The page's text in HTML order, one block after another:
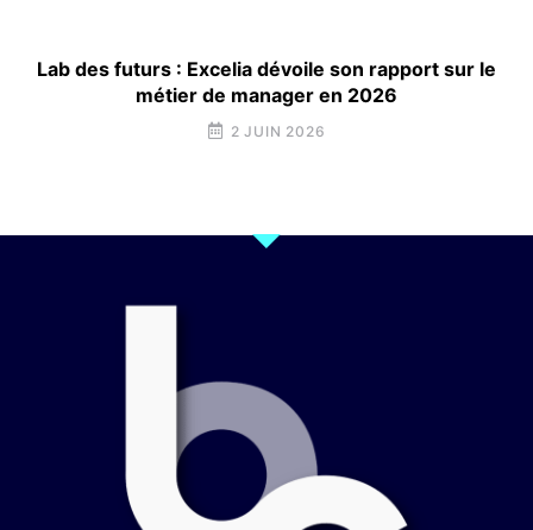
Lab des futurs : Excelia dévoile son rapport sur le
métier de manager en 2026
2 JUIN 2026